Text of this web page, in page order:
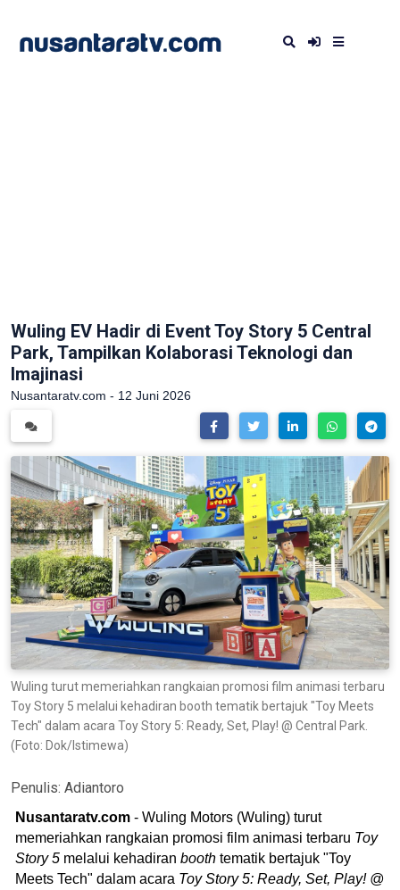
Wuling EV Hadir di Event Toy Story 5 Central
Park, Tampilkan Kolaborasi Teknologi dan
Imajinasi
Nusantaratv.com - 12 Juni 2026
Wuling turut memeriahkan rangkaian promosi film animasi terbaru
Toy Story 5 melalui kehadiran booth tematik bertajuk "Toy Meets
Tech" dalam acara Toy Story 5: Ready, Set, Play! @ Central Park.
(Foto: Dok/Istimewa)
Penulis: Adiantoro
Nusantaratv.com - Wuling Motors (Wuling) turut
memeriahkan rangkaian promosi film animasi terbaru Toy
Story 5 melalui kehadiran booth tematik bertajuk "Toy
Meets Tech" dalam acara Toy Story 5: Ready, Set, Play! @